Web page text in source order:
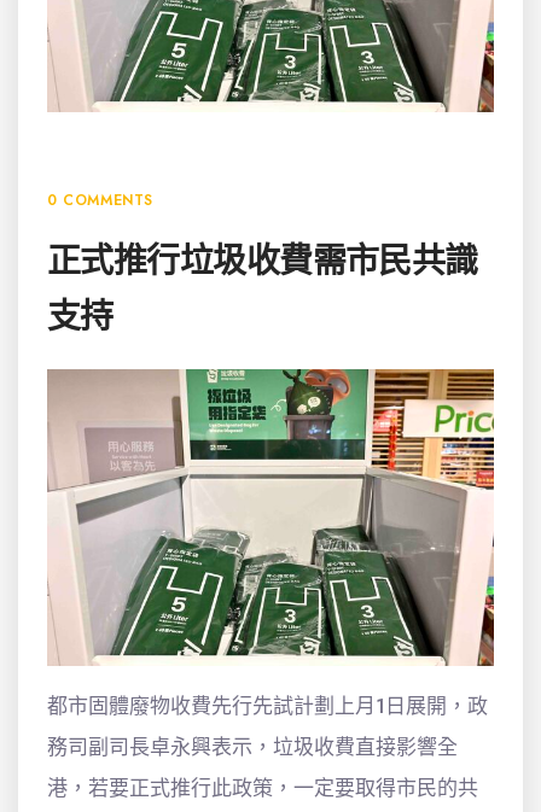
0 COMMENTS
正式推行垃圾收費需市民共識
支持
都市固體廢物收費先行先試計劃上月1日展開，政
務司副司長卓永興表示，垃圾收費直接影響全
港，若要正式推行此政策，一定要取得市民的共